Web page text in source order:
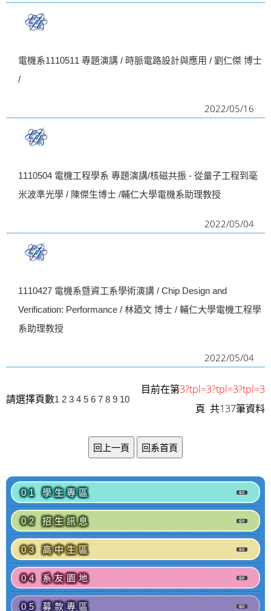
電機系1110511 專題演講 / 時脈電路設計與應用 / 劉仁傑 博士
/
2022/05/16
1110504 電機工程學系 專題演講/核磁共振 - 從量子工程到毫
米波準光學 / 陳傑生博士 /輔仁大學電機系助理教授
2022/05/04
1110427 電機系暨資工系學術演講 / Chip Design and
Verification: Performance / 林廼文 博士 / 輔仁大學電機工程學
系助理教授
2022/05/04
請選擇頁數1 2 3 4 5 6 7 8 9 10
目前在第3?tpl=3?tpl=3?tpl=3
頁 共137筆資料
01 學生專區
02 招生訊息
03 高中生區
04 系友園地
05 募款專區